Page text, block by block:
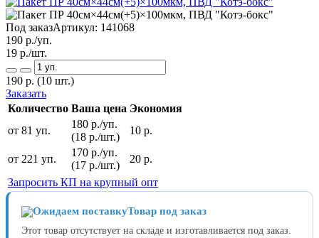
Под заказАртикул: 141068
190 р./уп.
19 р./шт.
190 р. (10 шт.)
Заказать
Количество Ваша цена Экономия
от 81 уп.
180 р./уп.
(18 р./шт.)
10 р.
от 221 уп.
170 р./уп.
(17 р./шт.)
20 р.
Запросить КП на крупный опт
Товар под заказ
Этот товар отсутствует на складе и изготавливается под заказ.